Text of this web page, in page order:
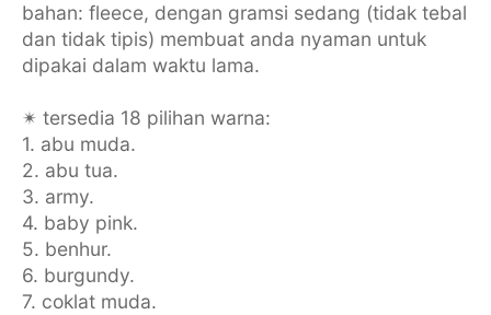
bahan: fleece, dengan gramsi sedang (tidak tebal
dan tidak tipis) membuat anda nyaman untuk
dipakai dalam waktu lama.
✴ tersedia 18 pilihan warna:
1. abu muda.
2. abu tua.
3. army.
4. baby pink.
5. benhur.
6. burgundy.
7. coklat muda.